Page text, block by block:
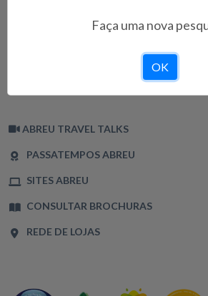
CONDIÇÕES DE UTILIZAÇÃO
POLÍTICA DE PRIVACIDADE
ABREU TRAVEL TALKS
PASSATEMPOS ABREU
SITES ABREU
CONSULTAR BROCHURAS
REDE DE LOJAS
Faça uma nova
OK